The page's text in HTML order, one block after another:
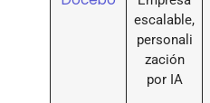
escalable,
personali
zación
por IA